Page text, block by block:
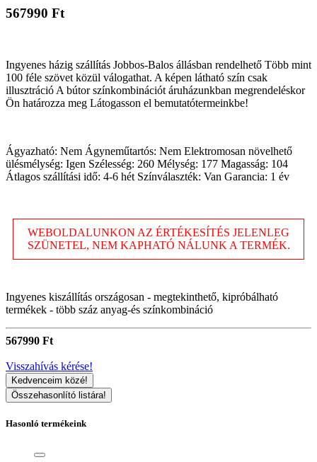
567990 Ft
Ingyenes házig szállítás Jobbos-Balos állásban rendelhető Több mint
100 féle szövet közül válogathat. A képen látható szín csak
illusztráció A bútor színkombinációt áruházunkban megrendeléskor
Ön határozza meg Látogasson el bemutatótermeinkbe!
Ágyazható: Nem Ágyneműtartós: Nem Elektromosan növelhető
ülésmélység: Igen Szélesség: 260 Mélység: 177 Magasság: 104
Átlagos szállítási idő: 4-6 hét Színválaszték: Van Garancia: 1 év
WEBOLDALUNKON AZ ÉRTÉKESÍTÉS JELENLEG
SZÜNETEL, NEM KAPHATÓ NÁLUNK A TERMÉK.
Ingyenes kiszállítás országosan - megtekinthető, kipróbálható
termékek - több száz anyag-és színkombináció
567990 Ft
Visszahívás kérése!
Kedvenceim közé!
Összehasonlító listára!
Hasonló termékeink